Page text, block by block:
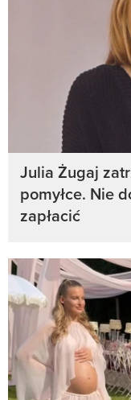
Julia Żugaj
pomyłce. Nie
zapłacić